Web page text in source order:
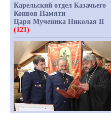
Карельский отдел Казачьего
Конвоя Памяти
Царя Мученика Николая II
(121)